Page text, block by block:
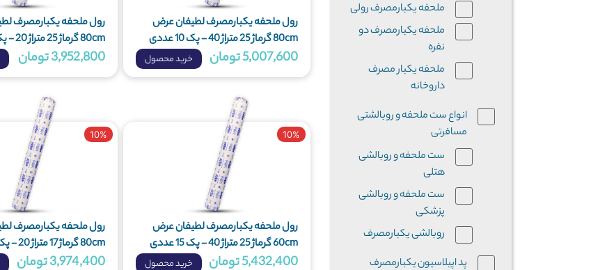
ملحفه یکبارمصرف رولی
ملحفه یکبارمصرف دو
نفره
ملحفه یکبار مصرف
داروخانه
انواع ست ملحفه و روبالشتی
مسافرتی
ست ملحفه و روبالشی
هتلی
ست ملحفه و روبالشی
پزشکی
روبالشی یکبارمصرف
پد اپیلاسیون یکبارمصرف
رول ملحفه یکبارمصرف لطیفان عرض
80cm گرماژ 25 متراژ 40 - پک 10 عددی
5,007,600 تومان خرید محصول
رول ملحفه یکبارمصرف
80cm گرماژ 25 متراژ 20 - پک 15 عددی
3,952,800 تومان
رول ملحفه یکبارمصرف لطیفان عرض
60cm گرماژ 25 متراژ 40 - پک 15 عددی
10%
5,432,400 تومان خرید محصول
رول ملحفه یکبارمصرف
80cm گرماژ 17 متراژ 20 - پک 20 عددی
10%
3,974,400 تومان